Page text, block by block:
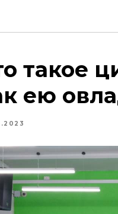
такое
ею